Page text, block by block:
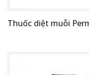
Thuốc diệt muỗi